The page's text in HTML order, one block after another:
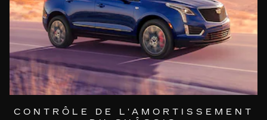
CONTRÔLE DE L'AMORTISSEMENT